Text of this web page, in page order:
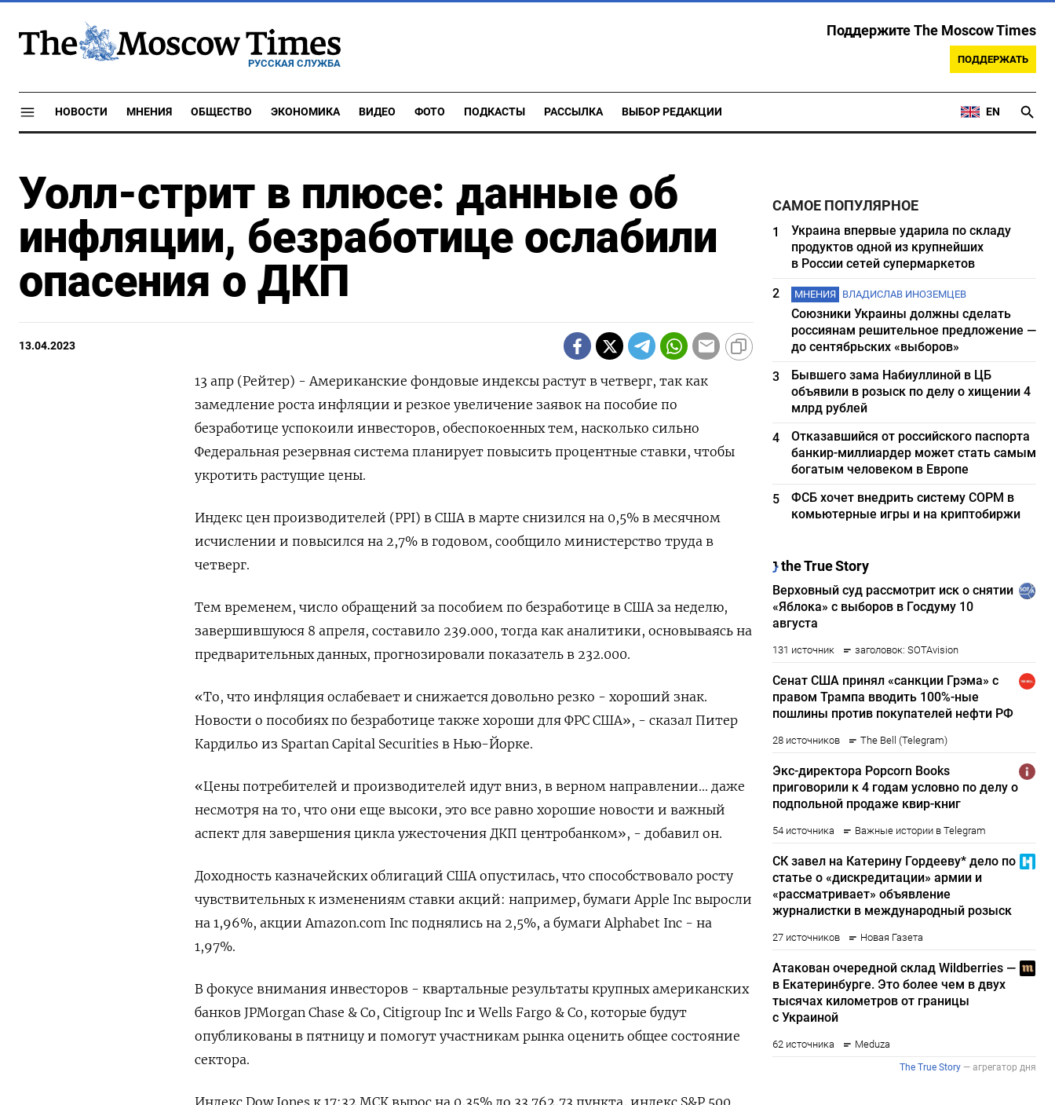
РУССКАЯ СЛУЖБА
Поддержите The Moscow Times
ПОДДЕРЖАТЬ
НОВОСТИ МНЕНИЯ ОБЩЕСТВО ЭКОНОМИКА ВИДЕО ФОТО ПОДКАСТЫ РАССЫЛКА ВЫБОР РЕДАКЦИИ EN
Уолл-стрит в плюсе: данные об
инфляции, безработице ослабили
опасения о ДКП
13.04.2023
13 апр (Рейтер) - Американские фондовые индексы растут в четверг, так как
замедление роста инфляции и резкое увеличение заявок на пособие по
безработице успокоили инвесторов, обеспокоенных тем, насколько сильно
Федеральная резервная система планирует повысить процентные ставки, чтобы
укротить растущие цены.
Индекс цен производителей (PPI) в США в марте снизился на 0,5% в месячном
исчислении и повысился на 2,7% в годовом, сообщило министерство труда в
четверг.
Тем временем, число обращений за пособием по безработице в США за неделю,
завершившуюся 8 апреля, составило 239.000, тогда как аналитики, основываясь на
предварительных данных, прогнозировали показатель в 232​.000.
«То, что инфляция ослабевает и снижается довольно резко - хороший знак.
Новости о пособиях по безработице также хороши для ФРС США», - сказал Питер
Кардильо из Spartan Capital Securities в Нью-Йорке.
«Цены потребителей и производителей идут вниз, в верном направлении... даже
несмотря на то, что они еще высоки, это все равно хорошие новости и важный
аспект для завершения цикла ужесточения ДКП центробанком», - добавил он.
Доходность казначейских облигаций США опустилась, что способствовало росту
чувствительных к изменениям ставки акций: например, бумаги Apple Inc выросли
на 1,96%, акции Amazon.com Inc поднялись на 2,5%, а бумаги Alphabet Inc - на
1,97%.
В фокусе внимания инвесторов - квартальные результаты крупных американских
банков JPMorgan Chase & Co, Citigroup Inc и Wells Fargo & Co, которые будут
опубликованы в пятницу и помогут участникам рынка оценить общее состояние
сектора.
Индекс Dow Jones к 17:32 МСК вырос на 0,35% до 33.762,73 пункта, индекс S&P 500
САМОЕ ПОПУЛЯРНОЕ
1
Украина впервые ударила по складу
продуктов одной из крупнейших
в России сетей супермаркетов
2
МНЕНИЯ ВЛАДИСЛАВ ИНОЗЕМЦЕВ
Союзники Украины должны сделать
россиянам решительное предложение —
до сентябрьских «выборов»
3
Бывшего зама Набиуллиной в ЦБ
объявили в розыск по делу о хищении 4
млрд рублей
4
Отказавшийся от российского паспорта
банкир-миллиардер может стать самым
богатым человеком в Европе
5
ФСБ хочет внедрить систему СОРМ в
комьютерные игры и на криптобиржи